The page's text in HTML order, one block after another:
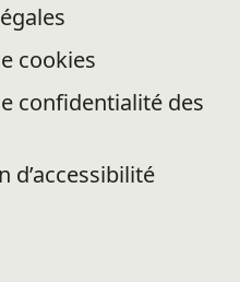
cookies
confidentialité des
d’accessibilité